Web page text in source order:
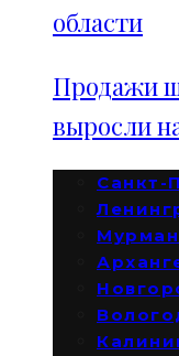
области
Продажи
выросли
Санкт-